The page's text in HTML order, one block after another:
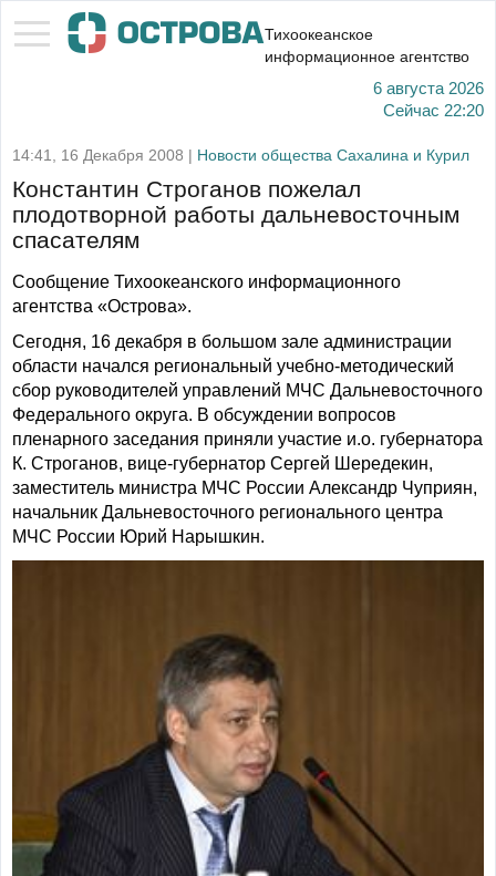
Тихоокеанское
информационное агентство
6 августа 2026
Сейчас 22:20
14:41, 16 Декабря 2008 | Новости общества Сахалина и Курил
Константин Строганов пожелал
плодотворной работы дальневосточным
спасателям
Сообщение Тихоокеанского информационного
агентства «Острова».
Сегодня, 16 декабря в большом зале администрации
области начался региональный учебно-методический
сбор руководителей управлений МЧС Дальневосточного
Федерального округа. В обсуждении вопросов
пленарного заседания приняли участие и.о. губернатора
К. Строганов, вице-губернатор Сергей Шередекин,
заместитель министра МЧС России Александр Чуприян,
начальник Дальневосточного регионального центра
МЧС России Юрий Нарышкин.